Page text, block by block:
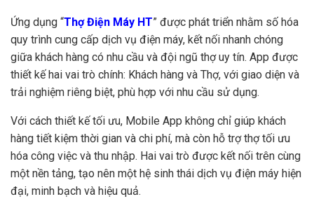
Ứng dụng “Thợ Điện Máy HT” được phát triển nhằm số hóa
quy trình cung cấp dịch vụ điện máy, kết nối nhanh chóng
giữa khách hàng có nhu cầu và đội ngũ thợ uy tín. App được
thiết kế hai vai trò chính: Khách hàng và Thợ, với giao diện và
trải nghiệm riêng biệt, phù hợp với nhu cầu sử dụng.
Với cách thiết kế tối ưu, Mobile App không chỉ giúp khách
hàng tiết kiệm thời gian và chi phí, mà còn hỗ trợ thợ tối ưu
hóa công việc và thu nhập. Hai vai trò được kết nối trên cùng
một nền tảng, tạo nên một hệ sinh thái dịch vụ điện máy hiện
đại, minh bạch và hiệu quả.